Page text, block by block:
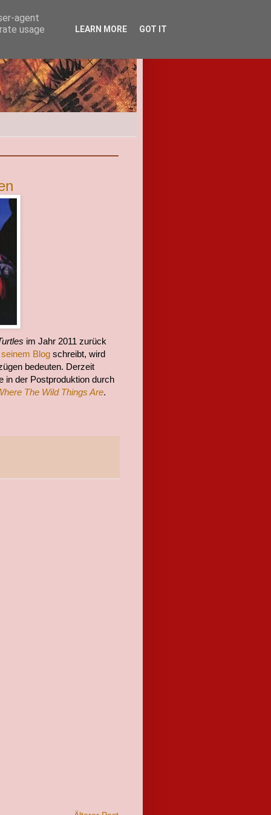
im Jahr 2011 zurück
seinem Blog schreibt, wird
bedeuten. Derzeit
in der Postproduktion durch
The Wild Things Are.
agent
usage
LEARN MORE GOT IT